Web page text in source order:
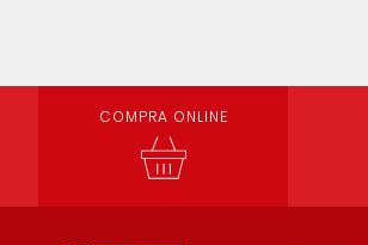
COMPRA ONLINE